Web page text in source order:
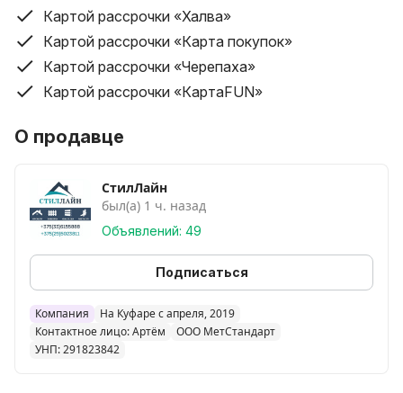
Картой рассрочки «Халва»
Картой рассрочки «Карта покупок»
Картой рассрочки «Черепаха»
Картой рассрочки «КартаFUN»
О продавце
СтилЛайн
был(а) 1 ч. назад
Объявлений: 49
Подписаться
Компания
На Куфаре с апреля, 2019
Контактное лицо: Артём
ООО МетСтандарт
УНП: 291823842